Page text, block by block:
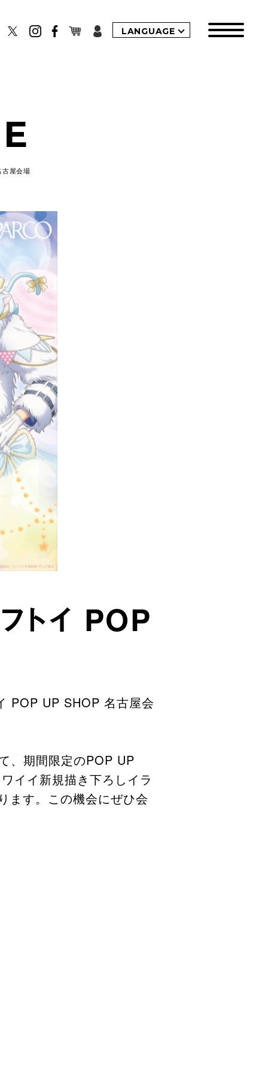
LANGUAGE
古屋会場
フトイ POP
POP UP SHOP 名古屋会
、期間限定のPOP UP
イイ新規描き下ろしイラ
ます。この機会にぜひ会